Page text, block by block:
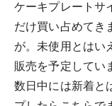
ケーキプレートサ
だけ買い占めてき
が。未使用とはい
販売を予定してい
数日中には新着と